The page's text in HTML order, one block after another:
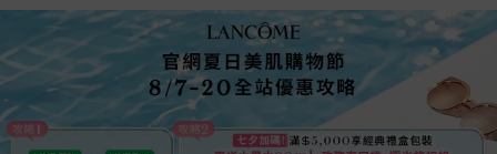
絕對完美永生玫瑰濃萃乳霜